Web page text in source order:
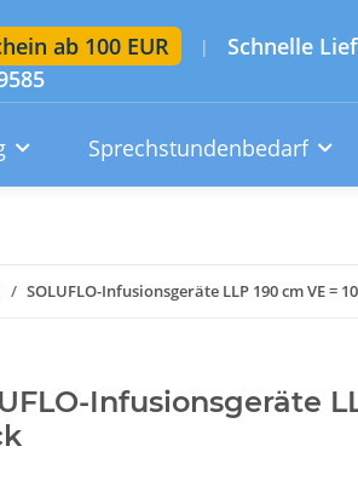
ab 100 EUR | Schnelle
Sprechstundenbedarf
SOLUFLO-Infusionsgeräte LLP 190 cm VE =
Infusionsgeräte